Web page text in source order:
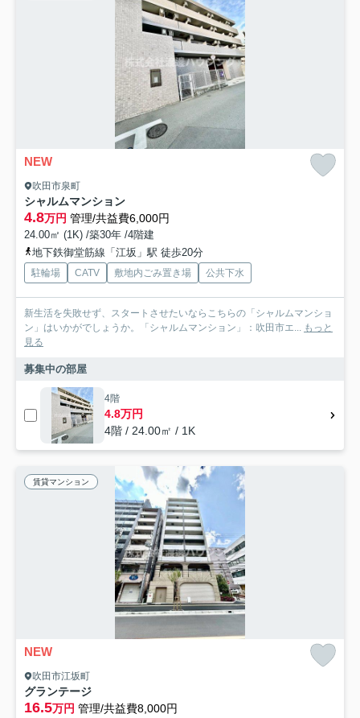
NEW
吹田市泉町
シャルムマンション
4.8万円 管理/共益費6,000円
24.00㎡ (1K) /築30年 /4階建
地下鉄御堂筋線「江坂」駅 徒歩20分
駐輪場 CATV 敷地内ごみ置き場 公共下水
新生活を失敗せず、スタートさせたいならこちらの「シャルムマンショ
ン」はいかがでしょうか。「シャルムマンション」：吹田市エ... もっと
見る
募集中の部屋
4階
4.8万円
4階 / 24.00㎡ / 1K
賃貸マンション
NEW
吹田市江坂町
グランテージ
16.5万円 管理/共益費8,000円